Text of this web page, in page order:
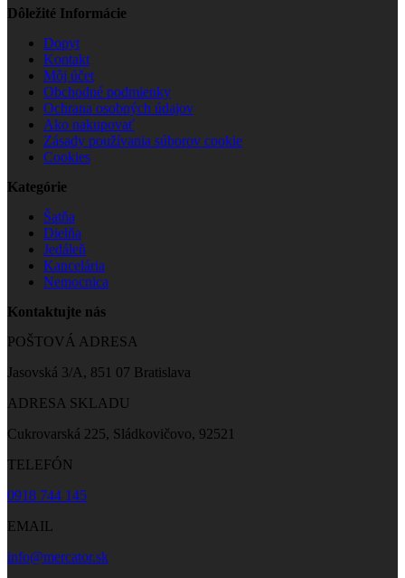
Dôležité Informácie
Dopyt
Kontakt
Môj účet
Obchodné podmienky
Ochrana osobných údajov
Ako nakupovať
Zásady používania súborov cookie
Cookies
Kategórie
Šatňa
Dielňa
Jedáleň
Kancelária
Nemocnica
Kontaktujte nás
POŠTOVÁ ADRESA
Jasovská 3/A, 851 07 Bratislava
ADRESA SKLADU
Cukrovarská 225, Sládkovičovo, 92521
TELEFÓN
0918 744 145
EMAIL
info@mercator.sk